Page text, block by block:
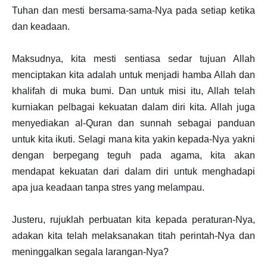
Tuhan dan mesti bersama-sama-Nya pada setiap ketika
dan keadaan.
Maksudnya, kita mesti sentiasa sedar tujuan Allah
menciptakan kita adalah untuk menjadi hamba Allah dan
khalifah di muka bumi. Dan untuk misi itu, Allah telah
kurniakan pelbagai kekuatan dalam diri kita. Allah juga
menyediakan al-Quran dan sunnah sebagai panduan
untuk kita ikuti. Selagi mana kita yakin kepada-Nya yakni
dengan berpegang teguh pada agama, kita akan
mendapat kekuatan dari dalam diri untuk menghadapi
apa jua keadaan tanpa stres yang melampau.
Justeru, rujuklah perbuatan kita kepada peraturan-Nya,
adakan kita telah melaksanakan titah perintah-Nya dan
meninggalkan segala larangan-Nya?